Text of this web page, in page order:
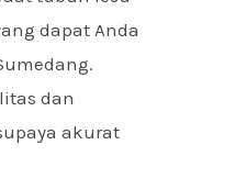
dapat Anda
dan
akurat